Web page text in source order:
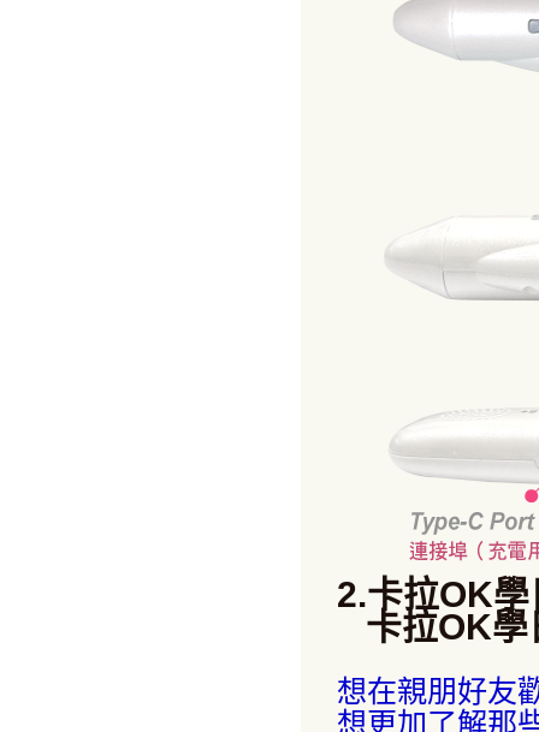
2.卡拉OK
卡拉OK學
想在親朋好友
想更加了解那